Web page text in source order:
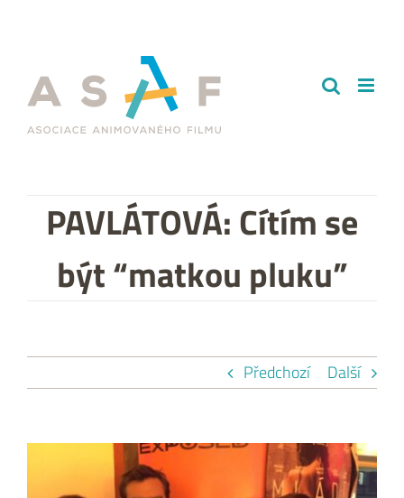
PAVLÁTOVÁ: Cítím se
být “matkou pluku”
Předchozí Další